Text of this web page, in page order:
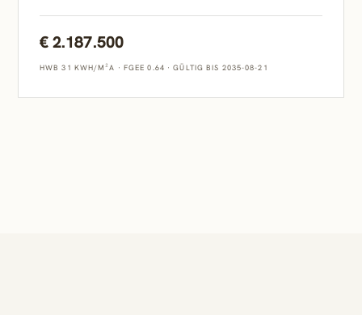
€ 2.187.500
HWB 31 KWH/M²A · FGEE 0.64 ·GÜLTIG BIS 2035-08-21